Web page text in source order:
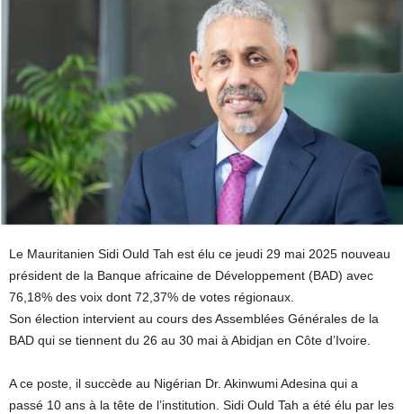
Le Mauritanien Sidi Ould Tah est élu ce jeudi 29 mai 2025 nouveau
président de la Banque africaine de Développement (BAD) avec
76,18% des voix dont 72,37% de votes régionaux.
Son élection intervient au cours des Assemblées Générales de la
BAD qui se tiennent du 26 au 30 mai à Abidjan en Côte d’Ivoire.
A ce poste, il succède au Nigérian Dr. Akinwumi Adesina qui a
passé 10 ans à la tête de l’institution. Sidi Ould Tah a été élu par les